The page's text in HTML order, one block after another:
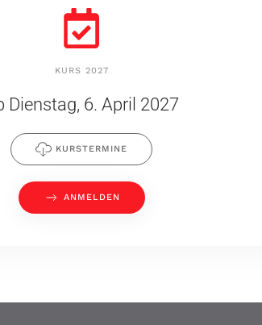
KURS 2027
Dienstag, 6. April 2027
KURSTERMINE
ANMELDEN